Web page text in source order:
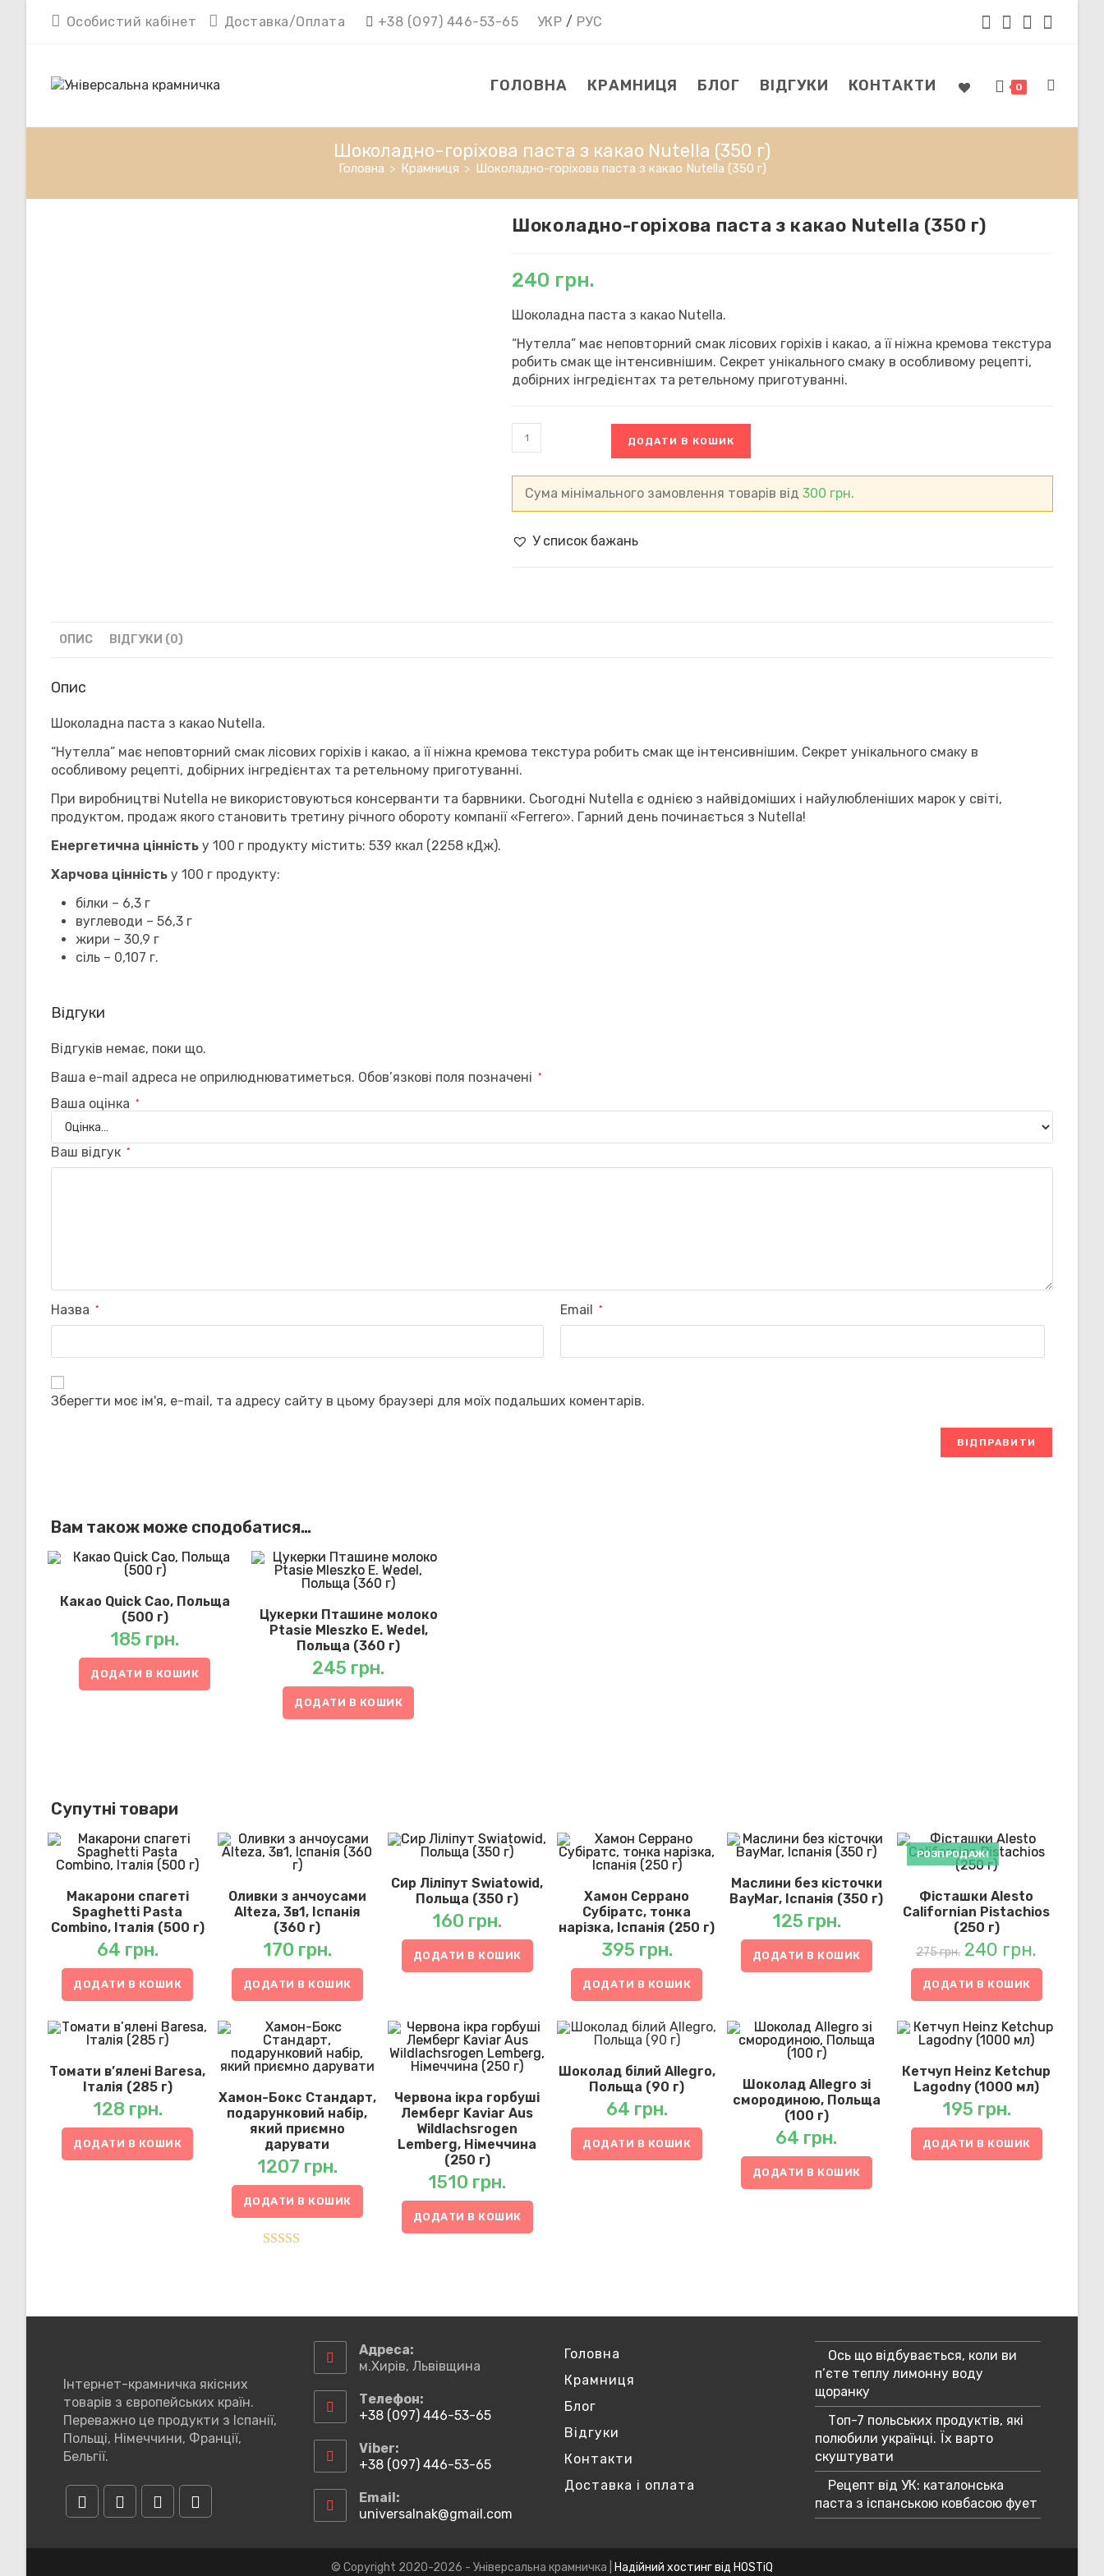
Особистий кабінет Доставка/Оплата +38 (О97) 446-53-65 УКР / РУС
ГОЛОВНА КРАМНИЦЯ БЛОГ ВІДГУКИ КОНТАКТИ 0
Шоколадно-горіхова паста з какао Nutella (350 г)
Головна > Крамниця > Шоколадно-горіхова паста з какао Nutella (350 г)
Шоколадно-горіхова паста з какао Nutella (350 г)
240 грн.
Шоколадна паста з какао Nutella.
“Нутелла” має неповторний смак лісових горіхів і какао, а її ніжна кремова текстура
робить смак ще інтенсивнішим. Секрет унікального смаку в особливому рецепті,
добірних інгредієнтах та ретельному приготуванні.
горіхова
з
какао
Nutella
г)
ДОДАТИ В КОШИК
Сума мінімального замовлення товарів від300 грн.
У список бажань
ОПИС ВІДГУКИ (0)
Опис
Шоколадна паста з какао Nutella.
“Нутелла” має неповторний смак лісових горіхів і какао, а її ніжна кремова текстура робить смак ще інтенсивнішим. Секрет унікального смаку в
особливому рецепті, добірних інгредієнтах та ретельному приготуванні.
При виробництві Nutella не використовуються консерванти та барвники. Сьогодні Nutella є однією з найвідоміших і найулюбленіших марок у світі,
продуктом, продаж якого становить третину річного обороту компанії «Ferrero». Гарний день починається з Nutella!
Енергетична цінність у 100 г продукту містить: 539 ккал (2258 кДж).
Харчова цінність у 100 г продукту:
білки – 6,3 г
вуглеводи – 56,3 г
жири – 30,9 г
сіль – 0,107 г.
Відгуки
Відгуків немає, поки що.
Ваша e-mail адреса не оприлюднюватиметься. Обов’язкові поля позначені *
Ваша оцінка *
Ваш відгук *
Назва * Email *
Зберегти моє ім'я, e-mail, та адресу сайту в цьому браузері для моїх подальших коментарів.
Вам також може сподобатися…
Какао Quick Cao, Польща
(500 г)
185 грн.
ДОДАТИ В КОШИК
Цукерки Пташине молоко
Ptasie Mleszko E. Wedel,
Польща (360 г)
245 грн.
ДОДАТИ В КОШИК
Супутні товари
Макарони спагеті
Spaghetti Pasta
Combino, Італія (500 г)
64 грн.
ДОДАТИ В КОШИК
Оливки з анчоусами
Alteza, 3в1, Іспанія
(360 г)
170 грн.
ДОДАТИ В КОШИК
Сир Ліліпут Swiatowid,
Польща (350 г)
160 грн.
ДОДАТИ В КОШИК
Хамон Серрано
Субіратс, тонка
нарізка, Іспанія (250 г)
395 грн.
ДОДАТИ В КОШИК
Маслини без кісточки
BayMar, Іспанія (350 г)
125 грн.
ДОДАТИ В КОШИК
РОЗПРОДАЖ!
Фісташки Alesto
Californian Pistachios
(250 г)
275грн. Оригінальна
ціна:
275 грн..
240 грн.
ДОДАТИ В КОШИК
Томати в’ялені Baresa,
Італія (285 г)
128 грн.
ДОДАТИ В КОШИК
Хамон-Бокс Стандарт,
подарунковий набір,
який приємно
дарувати
1207 грн.
ДОДАТИ В КОШИК
Червона ікра горбуші
Лемберг Kaviar Aus
Wildlachsrogen
Lemberg, Німеччина
(250 г)
1510 грн.
ДОДАТИ В КОШИК
Шоколад білий Allegro,
Польща (90 г)
64 грн.
ДОДАТИ В КОШИК
Шоколад Allegro зі
смородиною, Польща
(100 г)
64 грн.
ДОДАТИ В КОШИК
Кетчуп Heinz Ketchup
Lagodny (1000 мл)
195 грн.
ДОДАТИ В КОШИК
Інтернет-крамничка якісних
товарів з європейських країн.
Переважно це продукти з Іспанії,
Польщі, Німеччини, Франції,
Бельгії.
Адреса:
м.Хирів, Львівщина
Телефон:
+38 (097) 446-53-65
у
вашому
Viber:
+38 (097) 446-53-65
у
вашому
Email:
universalnak@gmail.com
Головна
Крамниця
Блог
Відгуки
Контакти
Доставка і оплата
Ось що відбувається, коли ви
п’єте теплу лимонну воду
щоранку
Топ-7 польських продуктів, які
полюбили українці. Їх варто
скуштувати
Рецепт від УК: каталонська
паста з іспанською ковбасою фует
© Copyright 2020-2026 - Універсальна крамничка | Надійний хостинг від HOSTiQ